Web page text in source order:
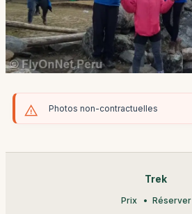
Photos non-contractuelles
Trek
Prix Réserver